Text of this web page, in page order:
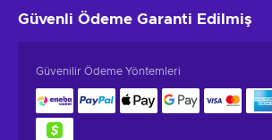
Güvenli Ödeme Garanti Edilmiş
Güvenilir Ödeme Yöntemleri